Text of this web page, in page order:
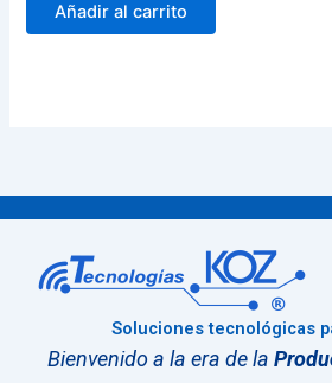
Añadir al carrito
Soluciones tecnológicas
Bienvenido a la era de la